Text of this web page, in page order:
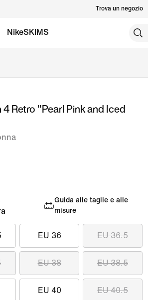
Trova un negozio
NikeSKIMS
Retro "Pearl Pink and Iced
Guida alle taglie e alle
misure
EU 36 EU 36.5
EU 38 EU 38.5
EU 40 EU 40.5